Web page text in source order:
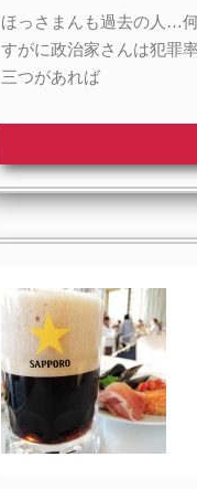
ほっさまんも過去の人…
すがに政治家さんは犯罪
三つがあれば